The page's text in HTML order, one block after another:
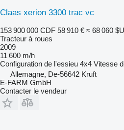
Claas xerion 3300 trac vc
153 900 000 CDF 58 910 € ≈ 68 060
Tracteur à roues
2009
11 600 m/h
Configuration de l'essieu 4x4 Vitesse
Allemagne, De-56642 Kruft
E-FARM GmbH
Contacter le vendeur